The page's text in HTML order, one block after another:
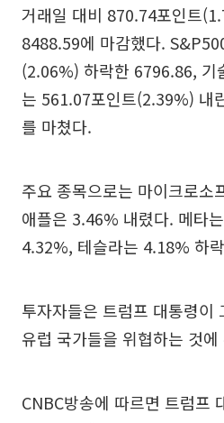
거래일 대비 870.74포인트
8488.59에 마감했다.
(2.06%) 하락한 6796.86, 기
는 561.07포인트(2.39%) 내
를 마쳤다.
주요 종목으로는 마이크로소
애플은 3.46% 내렸다. 메타
4.32%, 테슬라는 4.18% 하
투자자들은 트럼프 대통령이
유럽 국가들을 위협하는 것
CNBC방송에 따르면 트럼프